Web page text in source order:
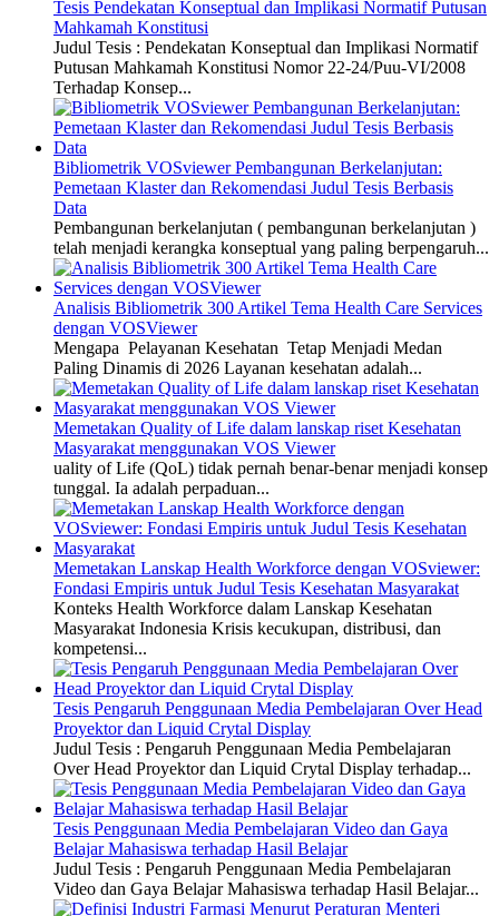
Tesis Pendekatan Konseptual dan Implikasi Normatif Putusan
Mahkamah Konstitusi
Judul Tesis : Pendekatan Konseptual dan Implikasi Normatif
Putusan Mahkamah Konstitusi Nomor 22-24/Puu-VI/2008
Terhadap Konsep...
Bibliometrik VOSviewer Pembangunan Berkelanjutan:
Pemetaan Klaster dan Rekomendasi Judul Tesis Berbasis
Data
Pembangunan berkelanjutan ( pembangunan berkelanjutan )
telah menjadi kerangka konseptual yang paling berpengaruh...
Analisis Bibliometrik 300 Artikel Tema Health Care Services
dengan VOSViewer
Mengapa Pelayanan Kesehatan Tetap Menjadi Medan
Paling Dinamis di 2026 Layanan kesehatan adalah...
Memetakan Quality of Life dalam lanskap riset Kesehatan
Masyarakat menggunakan VOS Viewer
uality of Life (QoL) tidak pernah benar-benar menjadi konsep
tunggal. Ia adalah perpaduan...
Memetakan Lanskap Health Workforce dengan VOSviewer:
Fondasi Empiris untuk Judul Tesis Kesehatan Masyarakat
Konteks Health Workforce dalam Lanskap Kesehatan
Masyarakat Indonesia Krisis kecukupan, distribusi, dan
kompetensi...
Tesis Pengaruh Penggunaan Media Pembelajaran Over Head
Proyektor dan Liquid Crytal Display
Judul Tesis : Pengaruh Penggunaan Media Pembelajaran
Over Head Proyektor dan Liquid Crytal Display terhadap...
Tesis Penggunaan Media Pembelajaran Video dan Gaya
Belajar Mahasiswa terhadap Hasil Belajar
Judul Tesis : Pengaruh Penggunaan Media Pembelajaran
Video dan Gaya Belajar Mahasiswa terhadap Hasil Belajar...